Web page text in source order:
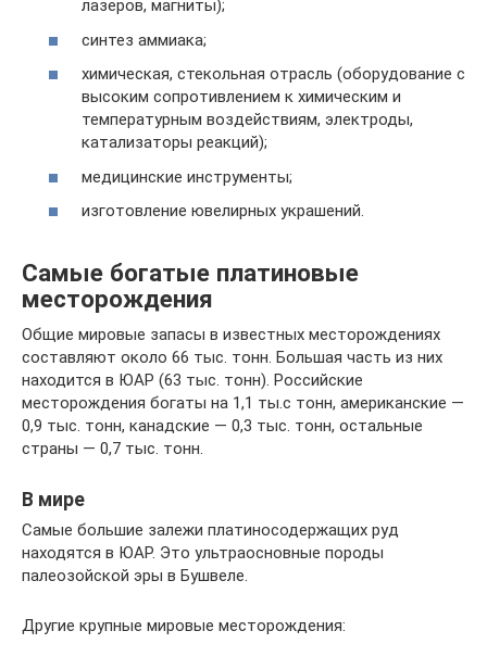
лазеров, магниты);
синтез аммиака;
химическая, стекольная отрасль (оборудование с
высоким сопротивлением к химическим и
температурным воздействиям, электроды,
катализаторы реакций);
медицинские инструменты;
изготовление ювелирных украшений.
Самые богатые платиновые
месторождения
Общие мировые запасы в известных месторождениях
составляют около 66 тыс. тонн. Большая часть из них
находится в ЮАР (63 тыс. тонн). Российские
месторождения богаты на 1,1 ты.с тонн, американские —
0,9 тыс. тонн, канадские — 0,3 тыс. тонн, остальные
страны — 0,7 тыс. тонн.
В мире
Самые большие залежи платиносодержащих руд
находятся в ЮАР. Это ультраосновные породы
палеозойской эры в Бушвеле.
Другие крупные мировые месторождения: